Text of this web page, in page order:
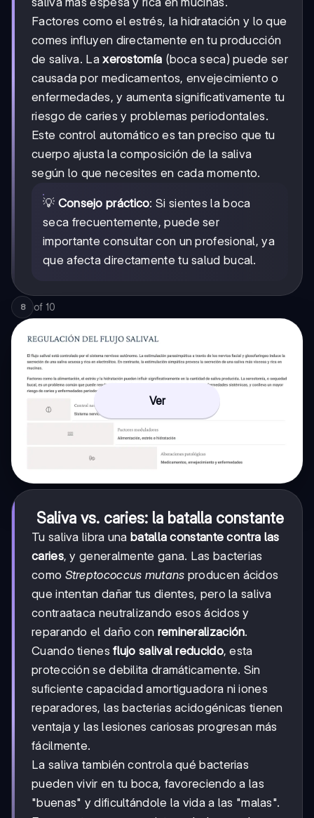
Factores como el estrés, la hidratación y lo que
comes influyen directamente en tu producción
de saliva. Laxerostomía (boca seca) puede ser
causada por medicamentos, envejecimiento o
enfermedades, y aumenta significativamente tu
riesgo de caries y problemas periodontales.
Este control automático es tan preciso que tu
cuerpo ajusta la composición de la saliva
según lo que necesites en cada momento.
💡 Consejo práctico: Si sientes la boca
seca frecuentemente, puede ser
importante consultar con un profesional, ya
que afecta directamente tu salud bucal.
8 of 10
Ver
Saliva vs. caries: la batalla constante
Tu saliva libra una batalla constante contra las
caries, y generalmente gana. Las bacterias
como Streptococcus mutans producen ácidos
que intentan dañar tus dientes, pero la saliva
contraataca neutralizando esos ácidos y
reparando el daño con remineralización.
Cuando tienesflujo salival reducido, esta
protección se debilita dramáticamente. Sin
suficiente capacidad amortiguadora ni iones
reparadores, las bacterias acidogénicas tienen
ventaja y las lesiones cariosas progresan más
fácilmente.
La saliva también controla qué bacterias
pueden vivir en tu boca, favoreciendo a las
"buenas" y dificultándole la vida a las "malas".